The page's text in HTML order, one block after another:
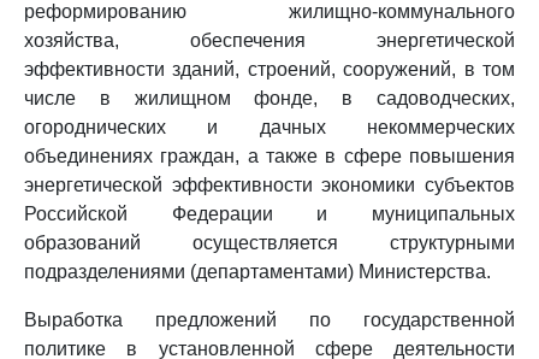
реформированию жилищно-коммунального
хозяйства, обеспечения энергетической
эффективности зданий, строений, сооружений, в том
числе в жилищном фонде, в садоводческих,
огороднических и дачных некоммерческих
объединениях граждан, а также в сфере повышения
энергетической эффективности экономики субъектов
Российской Федерации и муниципальных
образований осуществляется структурными
подразделениями (департаментами) Министерства.
Выработка предложений по государственной
политике в установленной сфере деятельности